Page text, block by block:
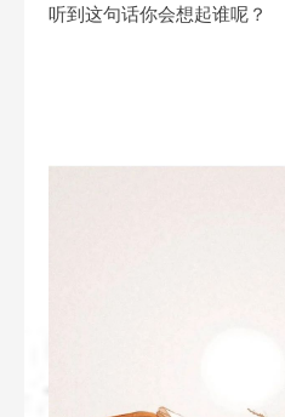
听到这句话你会想起谁呢？